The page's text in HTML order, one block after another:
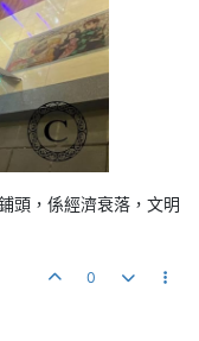
頭，係經濟衰落，文明
0